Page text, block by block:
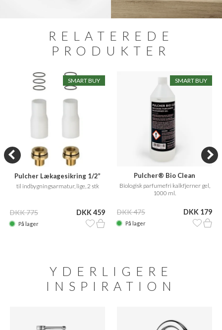
RELATEREDE
PRODUKTER
SMART BUY
Pulcher Lækagesikring 1/2”
til indbygningsarmatur, lige, 2 stk
DKK 775 DKK 459
På lager
SMART BUY
Pulcher® Bio Clean
Biologisk parfumefri kalkfjerner gel,
1000 ml.
DKK 475 DKK 179
På lager
YDERLIGERE
INSPIRATION